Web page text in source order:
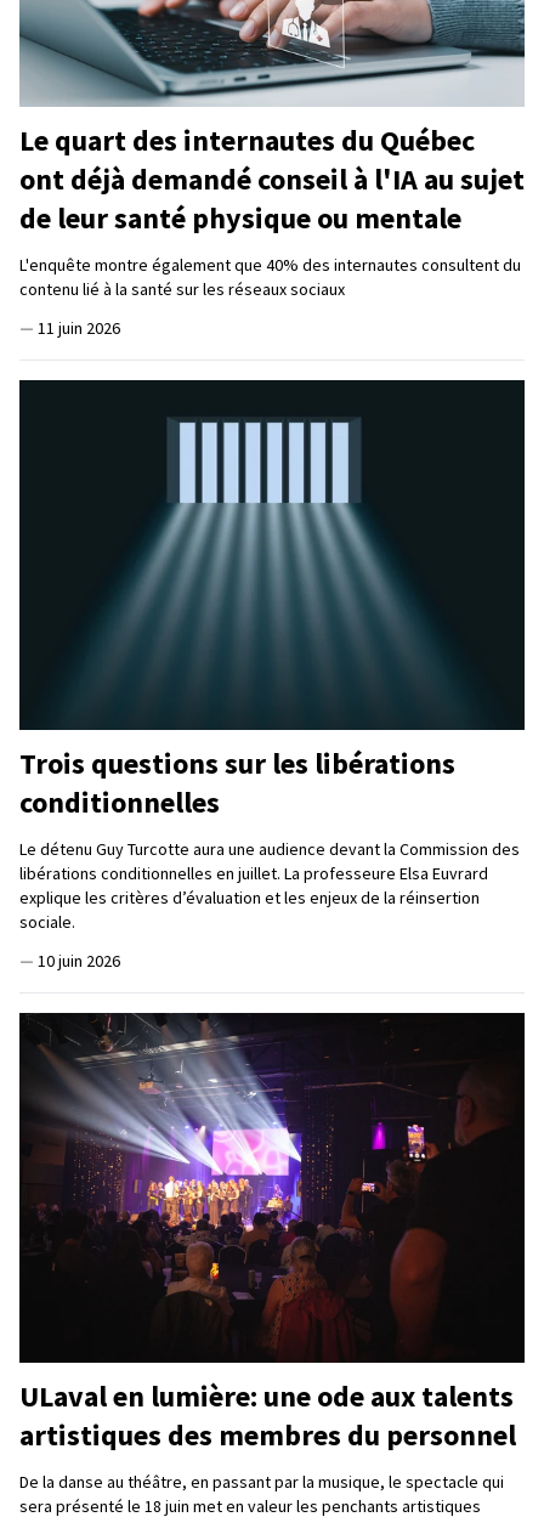
Le quart des internautes du Québec
ont déjà demandé conseil à l'IA au sujet
de leur santé physique ou mentale
L'enquête montre également que 40% des internautes consultent du
contenu lié à la santé sur les réseaux sociaux
— 11 juin 2026
Trois questions sur les libérations
conditionnelles
Le détenu Guy Turcotte aura une audience devant la Commission des
libérations conditionnelles en juillet. La professeure Elsa Euvrard
explique les critères d’évaluation et les enjeux de la réinsertion
sociale.
— 10 juin 2026
ULaval en lumière: une ode aux talents
artistiques des membres du personnel
De la danse au théâtre, en passant par la musique, le spectacle qui
sera présenté le 18 juin met en valeur les penchants artistiques